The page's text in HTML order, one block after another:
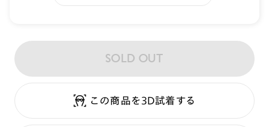
SOLD OUT
この商品を3D試着する